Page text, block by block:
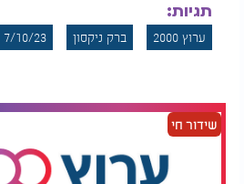
"השבת השלישית היתה אותה
תורה. רציתי ללכת למסיבה הזו,
היתה מסיבה של פעם בחיים,
יכול לפספס אותה. חשבתי לעצמי
שיהיו לי את כל החיים לשמור
ללכת לאותה מסיבה. הרשיתי
תגיות:
ערוץ 2000 ברק ניקסון 7/10/23
שידור חי